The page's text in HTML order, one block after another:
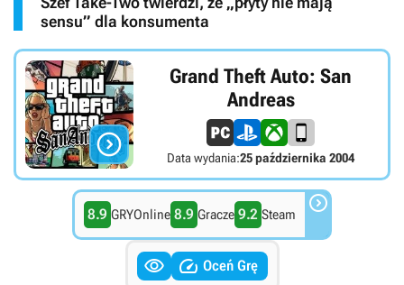
sensu” dla konsumenta

Grand Theft Auto: San
Andreas
Data wydania:25 października 2004
8.9 GRYOnline 8.9 Gracze 9.2 Steam 
  Oceń Grę